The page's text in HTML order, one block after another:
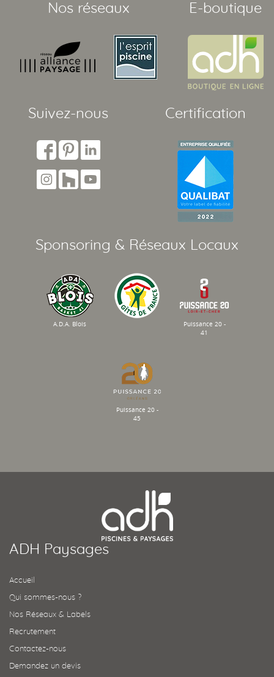
Nos réseaux E-boutique
Suivez-nous Certification
Sponsoring & Réseaux Locaux
A.D.A. Blois
Puissance 20 -
41
Puissance 20 -
45
ADH Paysages
Accueil
Qui sommes-nous ?
Nos Réseaux & Labels
Recrutement
Contactez-nous
Demandez un devis